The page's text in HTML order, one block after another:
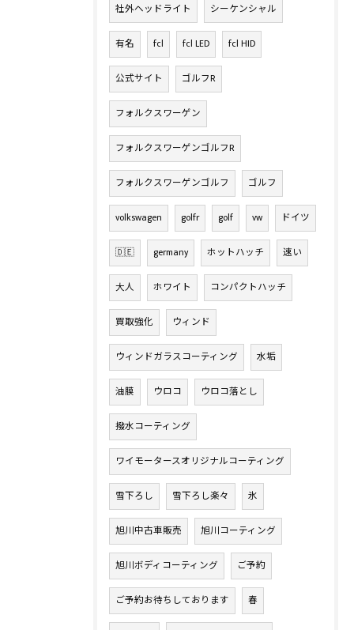
社外ヘッドライト シーケンシャル
有名 fcl fcl LED fcl HID
公式サイト ゴルフR
フォルクスワーゲン
フォルクスワーゲンゴルフR
フォルクスワーゲンゴルフ ゴルフ
volkswagen golfr golf vw ドイツ
🇩🇪 germany ホットハッチ 速い
大人 ホワイト コンパクトハッチ
買取強化 ウィンド
ウィンドガラスコーティング 水垢
油膜 ウロコ ウロコ落とし
撥水コーティング
ワイモータースオリジナルコーティング
雪下ろし 雪下ろし楽々 氷
旭川中古車販売 旭川コーティング
旭川ボディコーティング ご予約
ご予約お待ちしております 春